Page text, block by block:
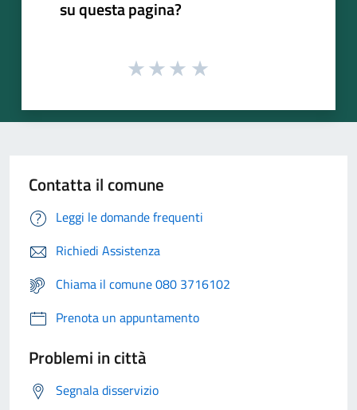
su questa pagina?
Contatta il comune
Leggi le domande frequenti
Richiedi Assistenza
Chiama il comune 080 3716102
Prenota un appuntamento
Problemi in città
Segnala disservizio